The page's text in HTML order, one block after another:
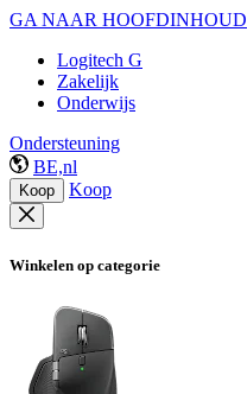
GA NAAR HOOFDINHOUD
Logitech G
Zakelijk
Onderwijs
Ondersteuning
BE,nl
Koop Koop
Winkelen op categorie